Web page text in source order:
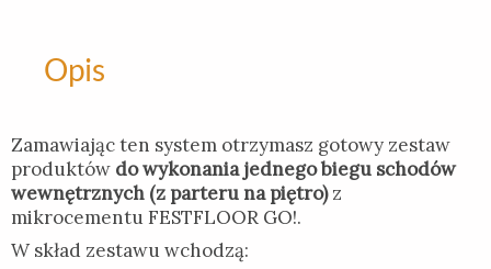
Opis
Zamawiając ten system otrzymasz gotowy zestaw
produktów do wykonania jednego biegu schodów
wewnętrznych (z parteru na piętro)z
mikrocementu FESTFLOOR GO!.
W skład zestawu wchodzą: